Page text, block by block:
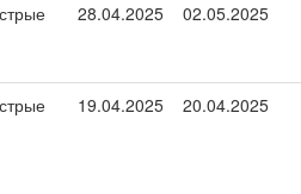
28.04.2025 02.05.2025
19.04.2025 20.04.2025